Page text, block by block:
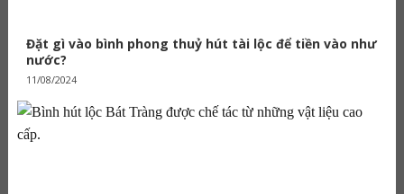
Đặt gì vào bình phong thuỷ hút tài lộc để tiền vào như
nước?
11/08/2024